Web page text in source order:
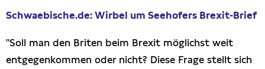
Anfragen (Archivseite)
Schwaebische.de: Wirbel um Seehofers Brexit-Brief
"Soll man den Briten beim Brexit möglichst weit
entgegenkommen oder nicht? Diese Frage stellt sich